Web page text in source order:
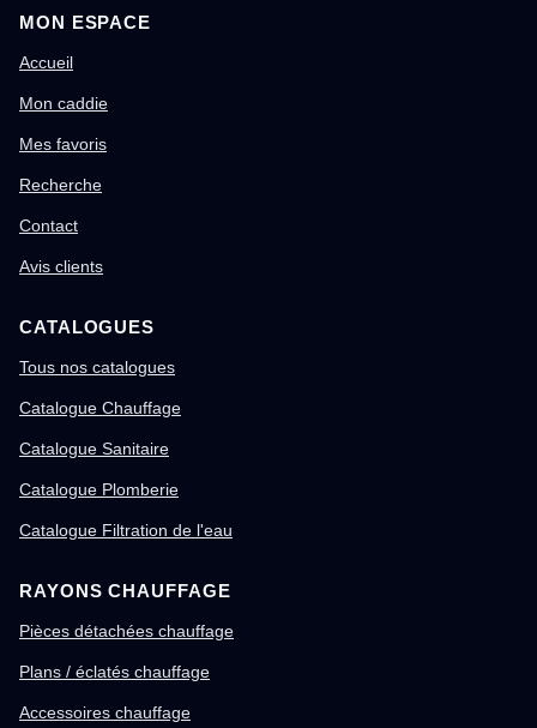
MON ESPACE
Accueil
Mon caddie
Mes favoris
Recherche
Contact
Avis clients
CATALOGUES
Tous nos catalogues
Catalogue Chauffage
Catalogue Sanitaire
Catalogue Plomberie
Catalogue Filtration de l'eau
RAYONS CHAUFFAGE
Pièces détachées chauffage
Plans / éclatés chauffage
Accessoires chauffage